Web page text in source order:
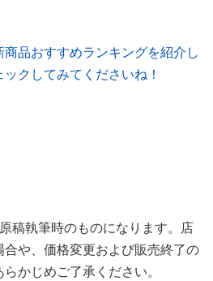
品おすすめランキングを紹介し
クしてみてくださいね！
稿執筆時のものになります。店
や、価格変更および販売終了の
かじめご了承ください。